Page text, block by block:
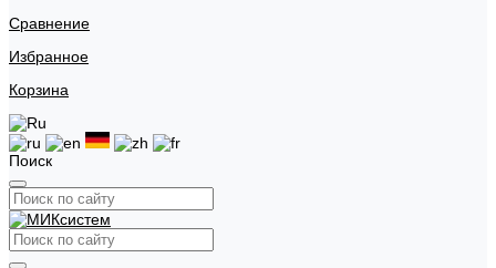
Сравнение
Избранное
Корзина
Поиск